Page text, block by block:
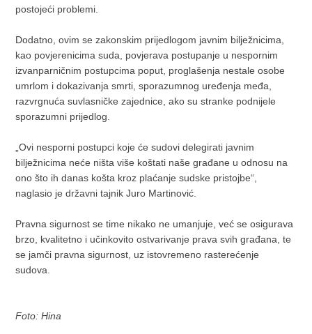
postojeći problemi.
Dodatno, ovim se zakonskim prijedlogom javnim bilježnicima,
kao povjerenicima suda, povjerava postupanje u nespornim
izvanparničnim postupcima poput, proglašenja nestale osobe
umrlom i dokazivanja smrti, sporazumnog uređenja međa,
razvrgnuća suvlasničke zajednice, ako su stranke podnijele
sporazumni prijedlog.
„Ovi nesporni postupci koje će sudovi delegirati javnim
bilježnicima neće ništa više koštati naše građane u odnosu na
ono što ih danas košta kroz plaćanje sudske pristojbe“,
naglasio je državni tajnik Juro Martinović.
Pravna sigurnost se time nikako ne umanjuje, već se osigurava
brzo, kvalitetno i učinkovito ostvarivanje prava svih građana, te
se jamči pravna sigurnost, uz istovremeno rasterećenje
sudova.
Foto: Hina